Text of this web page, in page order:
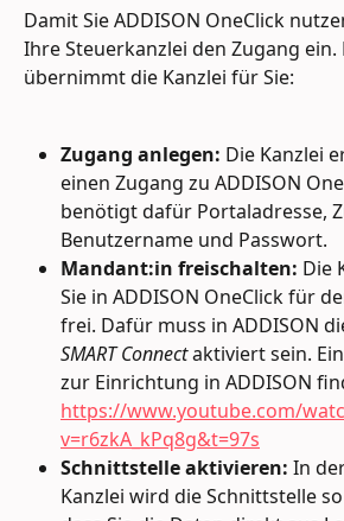
Damit Sie ADDISON OneClick
Ihre Steuerkanzlei den Zugang ein.
übernimmt die Kanzlei für Sie:
Zugang anlegen: Die Kanzlei
einen Zugang zu ADDISON
benötigt dafür Portaladresse,
Benutzername und Passwort.
Mandant:in freischalten: Die
Sie in ADDISON OneClick für
frei. Dafür muss in ADDISON
SMART Connect aktiviert sein.
zur Einrichtung in ADDISON
https://www.youtube.com/
v=r6zkA_kPq8g&t=97s
Schnittstelle aktivieren: In
Kanzlei wird die Schnittstelle